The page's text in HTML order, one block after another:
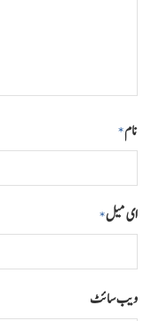
نام*
ای میل*
ویب‌ سائٹ